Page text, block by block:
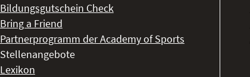
Bildungsgutschein Check
Bring a Friend
Partnerprogramm der Academy of Sports
Stellenangebote
Lexikon